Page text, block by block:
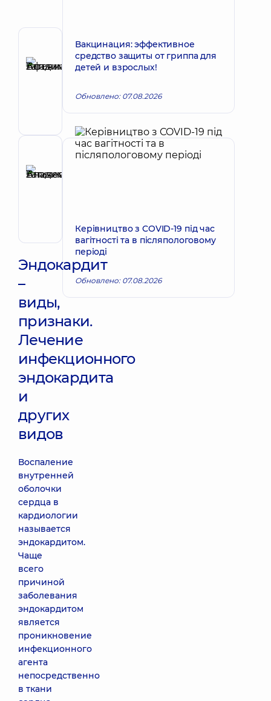
Автор
Афонина
Владимировна
Терапевт
Рецензент
Кардиолог;
Ревматолог
Эндокардит
–
виды,
признаки.
Лечение
инфекционного
эндокардита
и
других
видов
Воспаление
внутренней
оболочки
сердца в
кардиологии
называется
эндокардитом.
Чаще
всего
причиной
заболевания
эндокардитом
является
проникновение
инфекционного
агента
непосредственно
в ткани
Вакцинация: эффективное
средство защиты от гриппа для
детей и взрослых!
Обновлено: 07.08.2026
Керівництво з COVID-19 під час
вагітності та в післяпологовому
періоді
Обновлено: 07.08.2026